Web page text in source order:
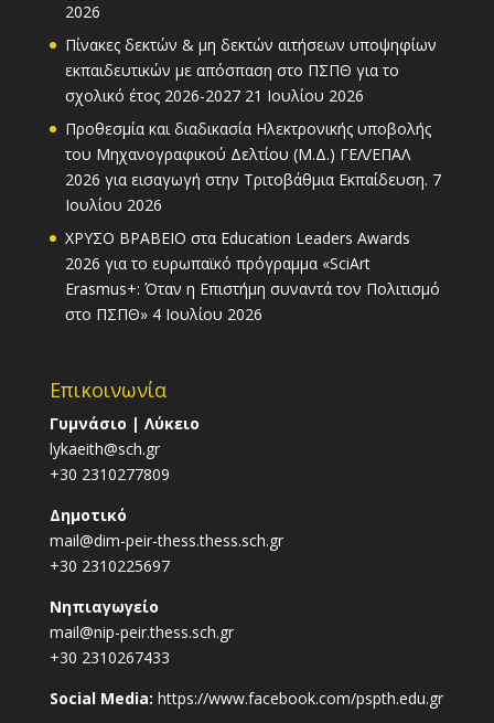
2026
Πίνακες δεκτών & μη δεκτών αιτήσεων υποψηφίων
εκπαιδευτικών με απόσπαση στο ΠΣΠΘ για το
σχολικό έτος 2026-2027 21 Ιουλίου 2026
Προθεσμία και διαδικασία Ηλεκτρονικής υποβολής
του Μηχανογραφικού Δελτίου (Μ.Δ.) ΓΕΛ/ΕΠΑΛ
2026 για εισαγωγή στην Τριτοβάθμια Εκπαίδευση. 7
Ιουλίου 2026
ΧΡΥΣΟ ΒΡΑΒΕΙΟ στα Education Leaders Awards
2026 για το ευρωπαϊκό πρόγραμμα «SciArt
Erasmus+: Όταν η Επιστήμη συναντά τον Πολιτισμό
στο ΠΣΠΘ» 4 Ιουλίου 2026
Επικοινωνία
Γυμνάσιο | Λύκειο
lykaeith@sch.gr
+30 2310277809
Δημοτικό
mail@dim-peir-thess.thess.sch.gr
+30 2310225697
Νηπιαγωγείο
mail@nip-peir.thess.sch.gr
+30 2310267433
Social Media: https://www.facebook.com/pspth.edu.gr